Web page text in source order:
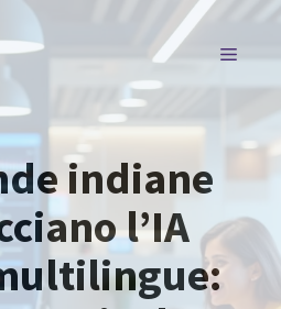
MENU
indiane
l’IA